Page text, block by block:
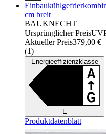
cm breit
BAUKNECHT
Ursprünglicher Preis
Aktueller Preis379,00 €
(1)
Energieeffizienzklasse
E
Produktdatenblatt